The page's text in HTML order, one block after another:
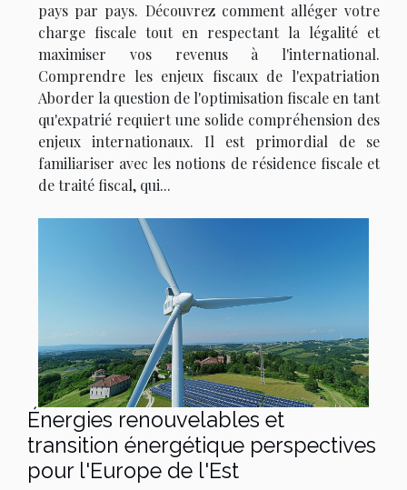
pays par pays. Découvrez comment alléger votre
charge fiscale tout en respectant la légalité et
maximiser vos revenus à l'international.
Comprendre les enjeux fiscaux de l'expatriation
Aborder la question de l'optimisation fiscale en tant
qu'expatrié requiert une solide compréhension des
enjeux internationaux. Il est primordial de se
familiariser avec les notions de résidence fiscale et
de traité fiscal, qui...
Énergies renouvelables et
transition énergétique perspectives
pour l'Europe de l'Est